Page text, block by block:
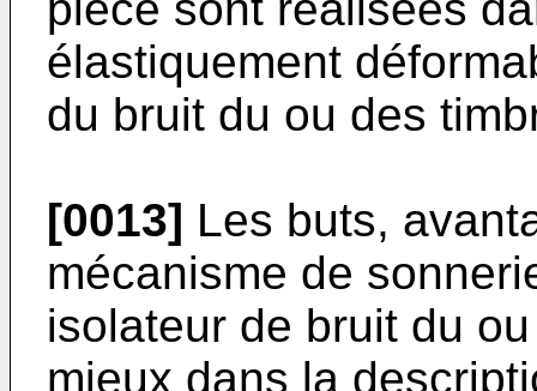
élastiquement
du bruit du ou des
[0013] Les buts,
mécanisme de
isolateur de bruit du
mieux dans la